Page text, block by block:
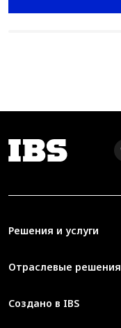
Решения и услуги
Отраслевые решения
Создано в IBS